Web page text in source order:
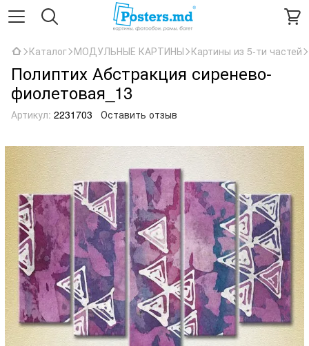
Каталог МОДУЛЬНЫЕ КАРТИНЫ Картины из 5-ти частей
Полиптих Абстракция сиренево-
фиолетовая_13
Артикул: 2231703 Оставить отзыв